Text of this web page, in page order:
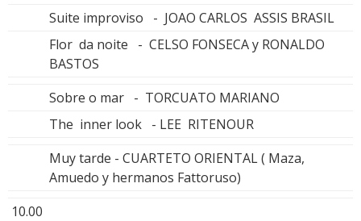
Suite improviso - JOAO CARLOS ASSIS BRASIL
Flor da noite - CELSO FONSECA y RONALDO
BASTOS
Sobre o mar - TORCUATO MARIANO
The inner look - LEE RITENOUR
Muy tarde - CUARTETO ORIENTAL ( Maza,
Amuedo y hermanos Fattoruso)
10.00